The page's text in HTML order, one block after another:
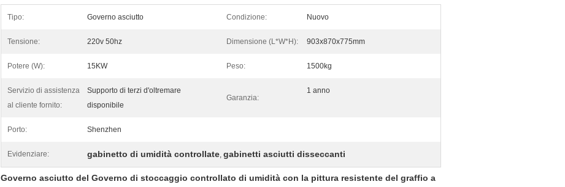
Tipo: Governo asciutto Condizione: Nuovo
Tensione: 220v 50hz Dimensione (L*W*H): 903x870x775mm
Potere (W): 15KW Peso: 1500kg
Servizio di assistenza
al cliente fornito:
Supporto di terzi d'oltremare
disponibile
Garanzia:
1 anno
Porto: Shenzhen
Evidenziare: gabinetto di umidità controllate, gabinetti asciutti disseccanti
Governo asciutto del Governo di stoccaggio controllato di umidità con la pittura resistente del graffio a